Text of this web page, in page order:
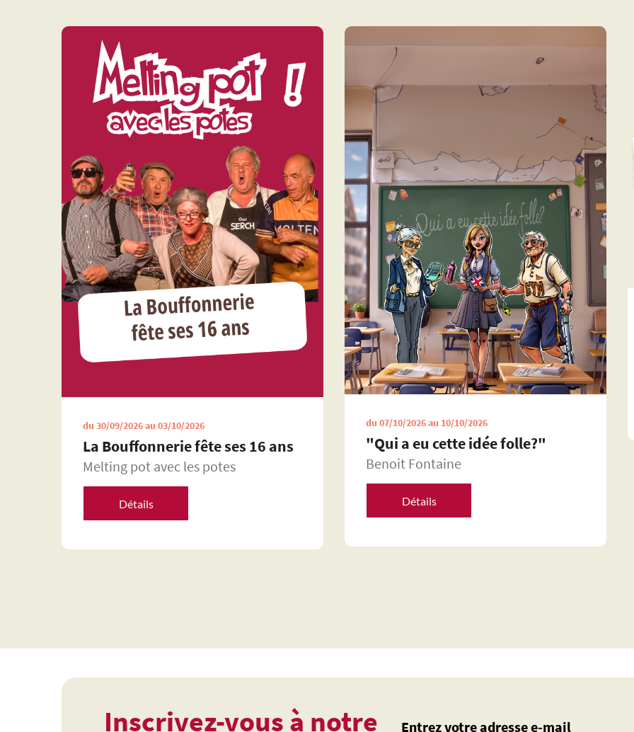
du 30/09/2026 au 03/10/2026
La Bouffonnerie fête ses 16 ans
Melting pot avec les potes
Détails
du 07/10/2026 au 10/10/2026
"Qui a eu cette idée folle?"
Benoit Fontaine
Détails
Inscrivez-vous à notre Entrez votre adresse e-mail